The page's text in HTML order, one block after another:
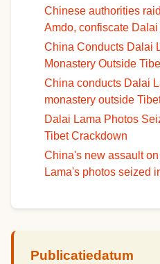
Chinese authorities
Amdo, confiscate
China Conducts Dalai
Monastery Outside
China conducts Dalai
monastery outside
Dalai Lama Photos
Tibet Crackdown
China's new assault
Lama's photos seized
Publicatiedatum